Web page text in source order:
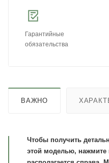
Гарантийные
обязательства
ВАЖНО
Чтобы получить
этой моделью, нажмите